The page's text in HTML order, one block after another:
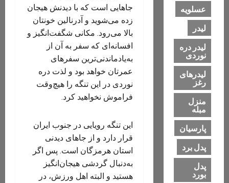
جاهایی است که با دیدنش هیجان
زده می‌شوید و آدرنالین خونتان
بالا می‌رود. مکانی شگفت‌انگیز و
افسانه‌ای که سفر به آن از
به‌یادماندنی‌ترین سفرهای
عمرتان خواهد بود و لذت دره
نوردی در این تنگه را هیچ‌وقت
فراموش نخواهید کرد.
این تنگه رویایی در جنوب ایران
قرار دارد و از جاهای دیدنی
استان هرمزگان است. پس اگر
به‌دنبال گردشی هیجان‌انگیز
هستید و البته اهل ورزش، در
عسلویه
لیدر
لیدر دره
نوردی
لیدرهای
رغز
منزل
مبله
پارسیان
پدل برد
پدل
بورد